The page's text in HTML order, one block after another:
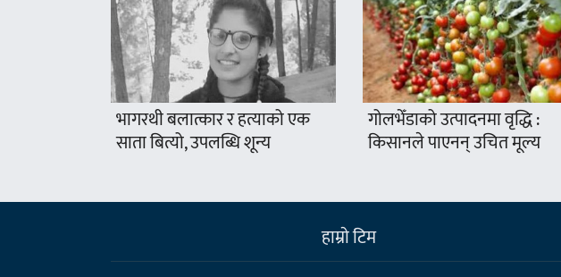
भागरथी बलात्कार र हत्याको एक
साता बित्यो, उपलब्धि शून्य
गोलभेँडाको उत्पादनमा वृद्धि :
किसानले पाएनन् उचित मूल्य
हाम्राे टिम